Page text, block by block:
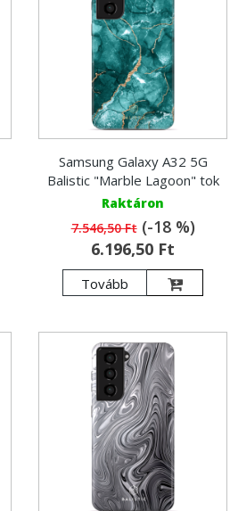
Samsung Galaxy A32 5G
Balistic "Marble Lagoon" tok
Raktáron
7.546,50 Ft(-18 %)
6.196,50 Ft
Tovább